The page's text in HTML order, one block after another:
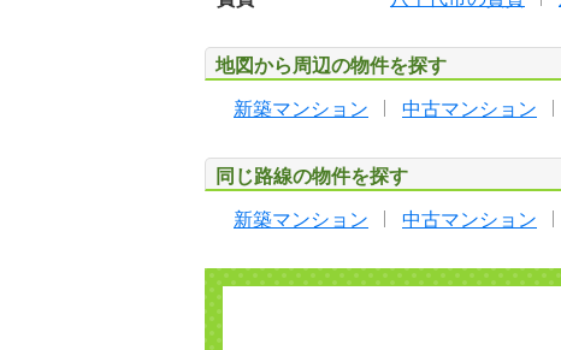
地図から周辺の物件を探す
新築マンション 中古マンション
同じ路線の物件を探す
新築マンション 中古マンション